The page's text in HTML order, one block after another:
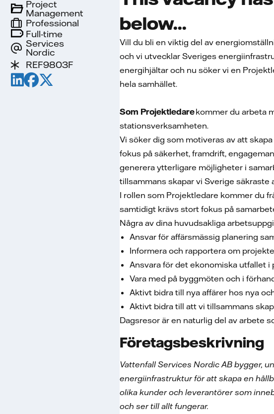
Full-time
Services
Nordic
Project
Management
Professional
REF9803F
below...
Vill du bli en viktig del av
och vi utvecklar Sveriges
energihjältar och nu söker vi en
hela samhället.
Som Projektledarekommer du arbeta
stationsverksamheten.
Vi söker dig som motiveras av att
fokus på säkerhet, framdrift,
generera ytterligare möjligheter i
tillsammans skapar vi Sverige säkraste
I rollen som Projektledare kommer du
samtidigt krävs stort fokus på
Några av dina huvudsakliga
Ansvar för affärsmässig planering
Informera och rapportera om
Ansvara för det ekonomiska utfallet
Vara med på byggmöten och i
Aktivt bidra till nya affärer hos nya
Aktivt bidra till att vi tillsammans
Dagsresor är en naturlig del av arbete
Företagsbeskrivning
Vattenfall Services Nordic AB bygger,
energiinfrastruktur för att skapa en
olika kunder och leverantörer som
och ser till allt fungerar.